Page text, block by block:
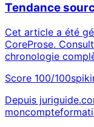
Tendance
Cet article a été
CoreProse.
chronologie
Score 100/100
Depuis